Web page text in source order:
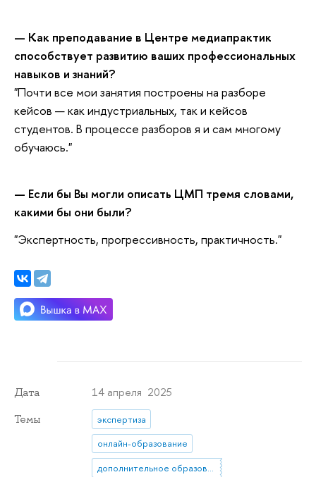
— Как преподавание в Центре медиапрактик
способствует развитию ваших профессиональных
навыков и знаний?
"Почти все мои занятия построены на разборе
кейсов — как индустриальных, так и кейсов
студентов. В процессе разборов я и сам многому
обучаюсь."
— Если бы Вы могли описать ЦМП тремя словами,
какими бы они были?
"Экспертность, прогрессивность, практичность."
Дата 14 апреля 2025
Темы
экспертиза
онлайн-образование
дополнительное образование